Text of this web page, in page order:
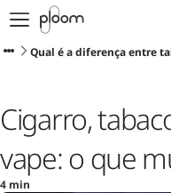
Porquê Ploom?
Loja
Artigos
Ajuda e Suporte
Qual é a diferença entre
Cigarro,
vape: o que
4 min